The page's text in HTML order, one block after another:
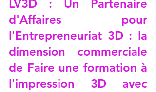
LV3D : Un Partenaire
d'Affaires pour
l'Entrepreneuriat 3D : la
dimension commerciale
de Faire une formation à
l'impression 3D avec